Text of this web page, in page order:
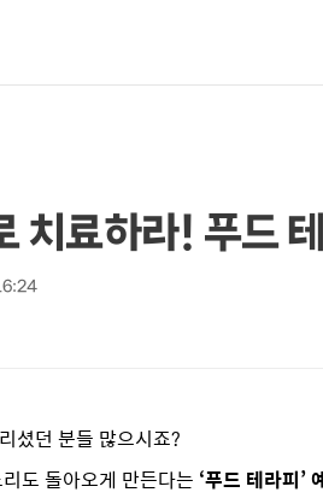
치료하라! 푸드
셨던 분들 많으시죠?
도 돌아오게 만든다는 ‘푸드 테라피’